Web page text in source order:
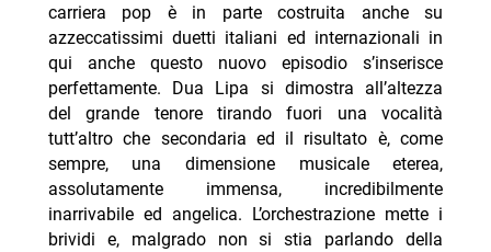
carriera pop è in parte costruita anche su
azzeccatissimi duetti italiani ed internazionali in
qui anche questo nuovo episodio s’inserisce
perfettamente. Dua Lipa si dimostra all’altezza
del grande tenore tirando fuori una vocalità
tutt’altro che secondaria ed il risultato è, come
sempre, una dimensione musicale eterea,
assolutamente immensa, incredibilmente
inarrivabile ed angelica. L’orchestrazione mette i
brividi e, malgrado non si stia parlando della